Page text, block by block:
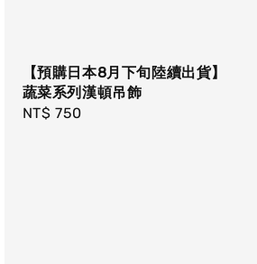
【預購日本8月下旬陸續出貨】
蔬菜系列漢頓吊飾
Regular
NT$ 750